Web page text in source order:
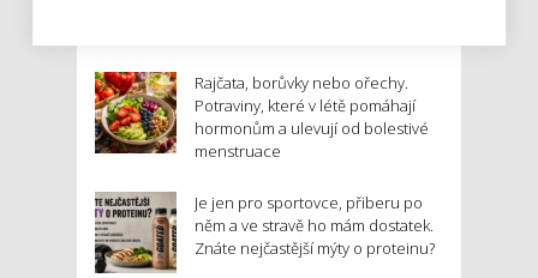
Rajčata, borůvky nebo ořechy.
Potraviny, které v létě pomáhají
hormonům a ulevují od bolestivé
menstruace
Je jen pro sportovce, přiberu po
něm a ve stravě ho mám dostatek.
Znáte nejčastější mýty o proteinu?